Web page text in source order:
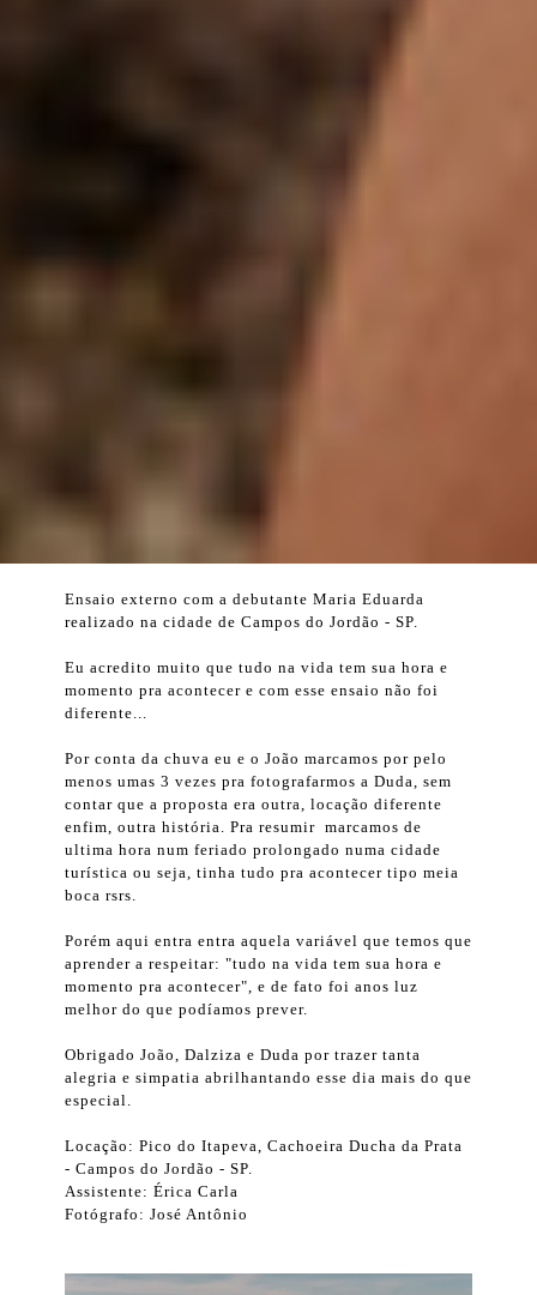
Ensaio externo com a debutante Maria Eduarda
realizado na cidade de Campos do Jordão - SP.
Eu acredito muito que tudo na vida tem sua hora e
momento pra acontecer e com esse ensaio não foi
diferente...
Por conta da chuva eu e o João marcamos por pelo
menos umas 3 vezes pra fotografarmos a Duda, sem
contar que a proposta era outra, locação diferente
enfim, outra história. Pra resumir marcamos de
ultima hora num feriado prolongado numa cidade
turística ou seja, tinha tudo pra acontecer tipo meia
boca rsrs.
Porém aqui entra entra aquela variável que temos que
aprender a respeitar: "tudo na vida tem sua hora e
momento pra acontecer", e de fato foi anos luz
melhor do que podíamos prever.
Obrigado João, Dalziza e Duda por trazer tanta
alegria e simpatia abrilhantando esse dia mais do que
especial.
Locação: Pico do Itapeva, Cachoeira Ducha da Prata
- Campos do Jordão - SP.
Assistente: Érica Carla
Fotógrafo: José Antônio